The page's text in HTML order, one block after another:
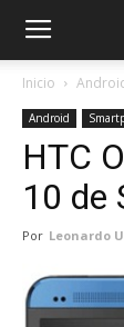
Inicio
Android
HTC
10 de
Por Leonardo